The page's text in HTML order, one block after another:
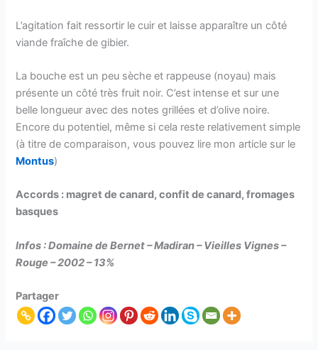
L’agitation fait ressortir le cuir et laisse apparaître un côté
viande fraîche de gibier.
La bouche est un peu sèche et rappeuse (noyau) mais
présente un côté très fruit noir. C’est intense et sur une
belle longueur avec des notes grillées et d’olive noire.
Encore du potentiel, même si cela reste relativement simple
(à titre de comparaison, vous pouvez lire mon article sur le
Montus)
Accords : magret de canard, confit de canard, fromages
basques
Infos : Domaine de Bernet – Madiran – Vieilles Vignes –
Rouge – 2002 – 13%
Partager